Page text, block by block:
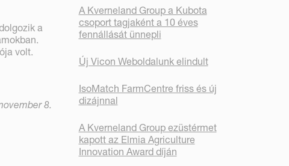
a
volt.
8.
A Kverneland Group a Kubota
csoport tagjaként a 10 éves
fennállását ünnepli
Új Vicon Weboldalunk elindult
IsoMatch FarmCentre friss és új
dizájnnal
A Kverneland Group ezüstérmet
kapott az Elmia Agriculture
Innovation Award díján